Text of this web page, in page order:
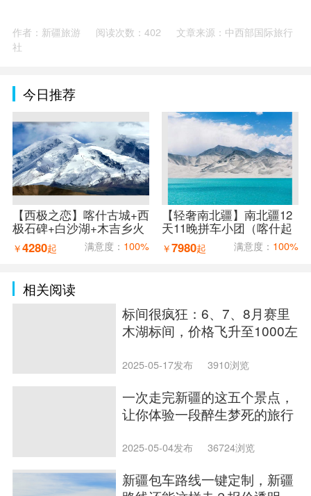
作者：新疆旅游 阅读次数：402
文章来源：中西部国际旅行
社
今日推荐
【西极之恋】喀什古城+西
极石碑+白沙湖+木吉乡火
山口+红旗拉普口岸+盘龙
古道7天6晚拼车小团（喀
￥4280起 满意度： 100%
【轻奢南北疆】南北疆12
天11晚拼车小团（喀什起
乌鲁木齐止）
￥7980起 满意度： 100%
相关阅读
标间很疯狂：6、7、8月赛里
木湖标间，价格飞升至1000左
2025-05-17发布 3910浏览
一次走完新疆的这五个景点，
让你体验一段醉生梦死的旅行
2025-05-04发布 36724浏览
新疆包车路线一键定制，新疆